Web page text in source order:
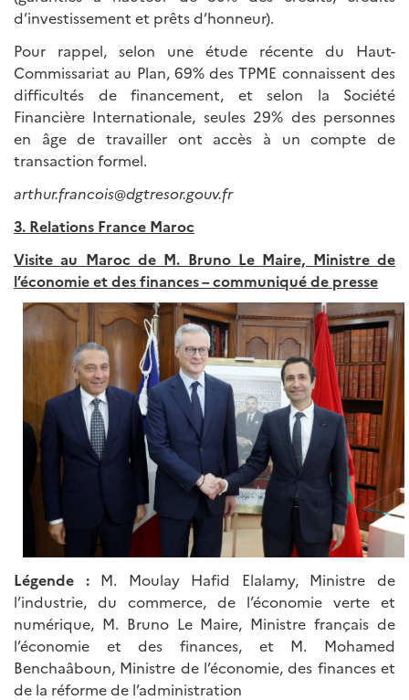
d’investissement et prêts d’honneur).
Pour rappel, selon une étude récente du Haut-
Commissariat au Plan, 69% des TPME connaissent des
difficultés de financement, et selon la Société
Financière Internationale, seules 29% des personnes
en âge de travailler ont accès à un compte de
transaction formel.
arthur.francois@dgtresor.gouv.fr
3. Relations France Maroc
Visite au Maroc de M. Bruno Le Maire, Ministre de
l’économie et des finances – communiqué de presse
Légende : M. Moulay Hafid Elalamy, Ministre de
l’industrie, du commerce, de l’économie verte et
numérique, M. Bruno Le Maire, Ministre français de
l’économie et des finances, et M. Mohamed
Benchaâboun, Ministre de l’économie, des finances et
de la réforme de l’administration